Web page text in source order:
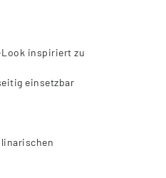
Look inspiriert zu
einsetzbar